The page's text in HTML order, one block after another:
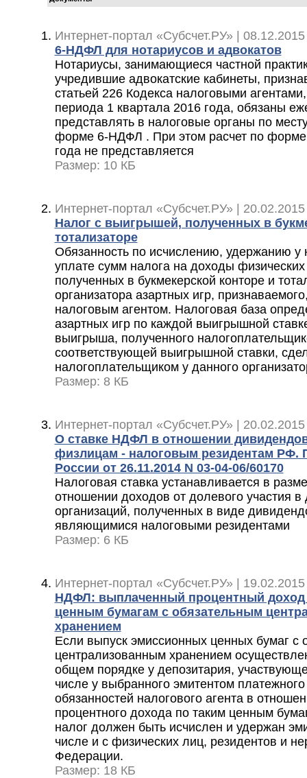
Интернет-портал «Субсчет.РУ» |
6-НДФЛ для нотариусов и адвокатов
Нотариусы, занимающиеся частной
учредившие адвокатские кабинеты,
статьей 226 Кодекса налоговыми
периода 1 квартала 2016 года, обязаны
представлять в налоговые органы по
форме 6-НДФЛ . При этом расчет по
года не представляется
Размер: 10 КБ
Интернет-портал «Субсчет.РУ» |
Налог с выигрышей, полученных в
тотализаторе
Обязанность по исчислению, удержанию у
уплате сумм налога на доходы
полученных в букмекерской конторе и
организатора азартных игр,
налоговым агентом. Налоговая база
азартных игр по каждой выигрышной
выигрыша, полученного
соответствующей выигрышной ставки,
налогоплательщиком у данного
Размер: 8 КБ
Интернет-портал «Субсчет.РУ» |
О ставке НДФЛ в отношении
физлицам - налоговым резидентам
России от 26.11.2014 N 03-04-06/60170
Налоговая ставка устанавливается в
отношении доходов от долевого участия в
организаций, полученных в виде
являющимися налоговыми резидентами
Размер: 6 КБ
Интернет-портал «Субсчет.РУ» |
НДФЛ: выплаченный процентный
ценным бумагам с обязательным
хранением
Если выпуск эмиссионных ценных бумаг с
централизованным хранением
общем порядке у депозитария,
числе у выбранного эмитентом платежного
обязанностей налогового агента в
процентного дохода по таким ценным
налог должен быть исчислен и удержан
числе и с физических лиц, резидентов и
Федерации.
Размер: 18 КБ